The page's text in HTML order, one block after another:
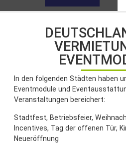
In den folgenden Städten haben
Eventmodule und
Veranstaltungen bereichert:
Stadtfest, Betriebsfeier,
Incentives, Tag der offenen Tür,
Neueröffnung